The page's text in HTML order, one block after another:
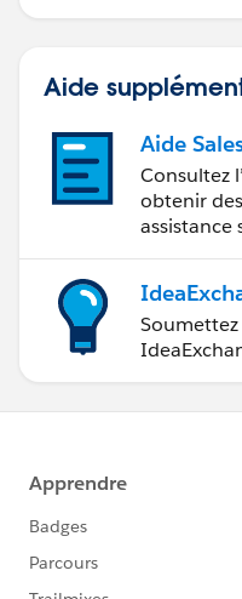
Aide
Aide
Consultez
obtenir
assistance